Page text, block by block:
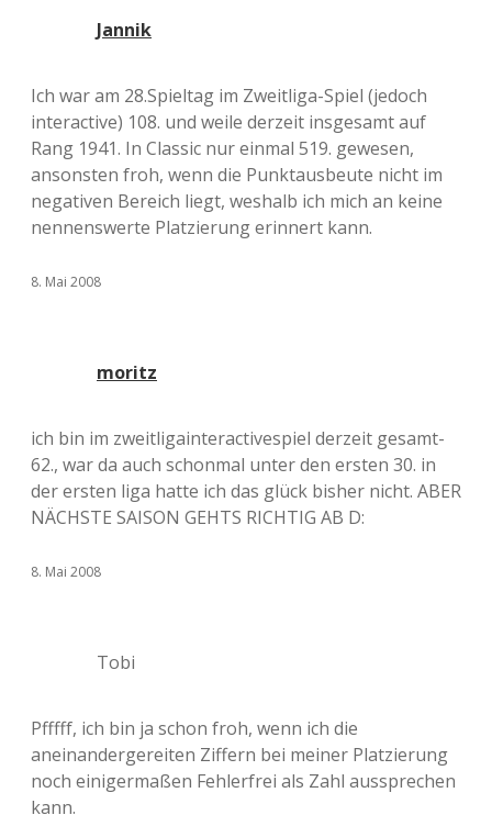
Jannik
Ich war am 28.Spieltag im Zweitliga-Spiel (jedoch
interactive) 108. und weile derzeit insgesamt auf
Rang 1941. In Classic nur einmal 519. gewesen,
ansonsten froh, wenn die Punktausbeute nicht im
negativen Bereich liegt, weshalb ich mich an keine
nennenswerte Platzierung erinnert kann.
8. Mai 2008
moritz
ich bin im zweitligainteractivespiel derzeit gesamt-
62., war da auch schonmal unter den ersten 30. in
der ersten liga hatte ich das glück bisher nicht. ABER
NÄCHSTE SAISON GEHTS RICHTIG AB D:
8. Mai 2008
Tobi
Pfffff, ich bin ja schon froh, wenn ich die
aneinandergereiten Ziffern bei meiner Platzierung
noch einigermaßen Fehlerfrei als Zahl aussprechen
kann.